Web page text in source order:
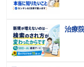
治療